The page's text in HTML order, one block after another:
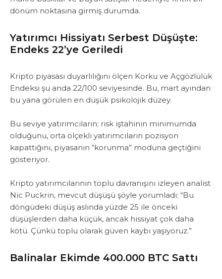
dönüm noktasına girmiş durumda.
Yatırımcı Hissiyatı Serbest Düşüşte:
Endeks 22’ye Geriledi
Kripto piyasası duyarlılığını ölçen Korku ve Açgözlülük
Endeksi şu anda 22/100 seviyesinde. Bu, mart ayından
bu yana görülen en düşük psikolojik düzey.
‎Bu seviye yatırımcıların; ‎risk iştahının minimumda
olduğunu, orta ölçekli yatırımcıların pozisyon
kapattığını, piyasanın “korunma” moduna geçtiğini
gösteriyor.
‎Kripto yatırımcılarının toplu davranışını izleyen analist
Nic Puckrin, mevcut düşüşü şöyle yorumladı: “Bu
döngüdeki düşüş aslında yüzde 25 ile önceki
düşüşlerden daha küçük, ancak hissiyat çok daha
kötü. Çünkü toplu olarak güven kaybı yaşıyoruz.”
Balinalar Ekimde 400.000 BTC Sattı